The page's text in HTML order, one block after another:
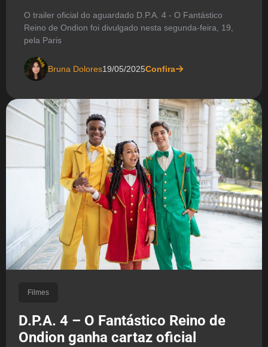
O trailer oficial do aguardado D.P.A. 4 - O Fantástico
Reino de Ondion foi divulgado nesta segunda-feira, 19,
pela Paris
Bruna Dolores19/05/2025Confira
Filmes
D.P.A. 4 – O Fantástico Reino de
Ondion ganha cartaz oficial